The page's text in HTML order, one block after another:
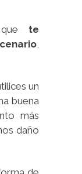
te
,
un
buena
más
daño